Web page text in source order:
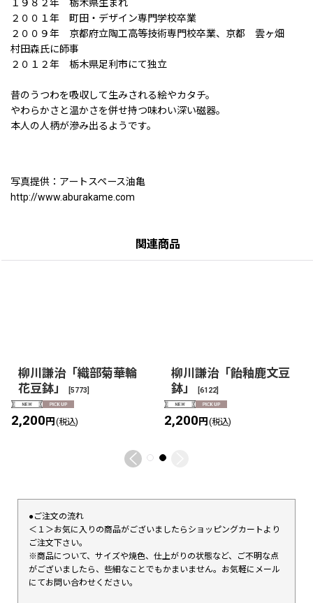
１９８２年 栃木県生まれ
２００１年 町田・デザイン専門学校卒業
２００９年 京都府立陶工高等技術専門校卒業、京都 雲ヶ畑
村田森氏に師事
２０１２年 栃木県足利市にて独立
昔のうつわを吸収して生みされる絵やカタチ。
やわらかさと温かさを併せ持つ味わい深い磁器。
本人の人柄が滲み出るようです。
写真提供：アートスペース油亀
http://www.aburakame.com
関連商品
柳川謙治「織部菊華輪
花豆鉢」
[5773]
2,200円 (税込)
柳川謙治「飴釉鹿文豆
鉢」
[6122]
2,200円 (税込)
●ご注文の流れ
＜１＞お気に入りの商品がございましたらショッピングカートより
ご注文下さい。
※商品について、サイズや焼色、仕上がりの状態など、ご不明な点
がございましたら、些細なことでもかまいません。お気軽にメール
にてお問い合わせください。